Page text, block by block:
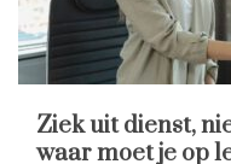
Ziek uit dienst,
waar moet je op